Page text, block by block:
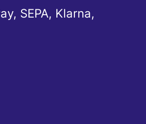
SEPA, Klarna,